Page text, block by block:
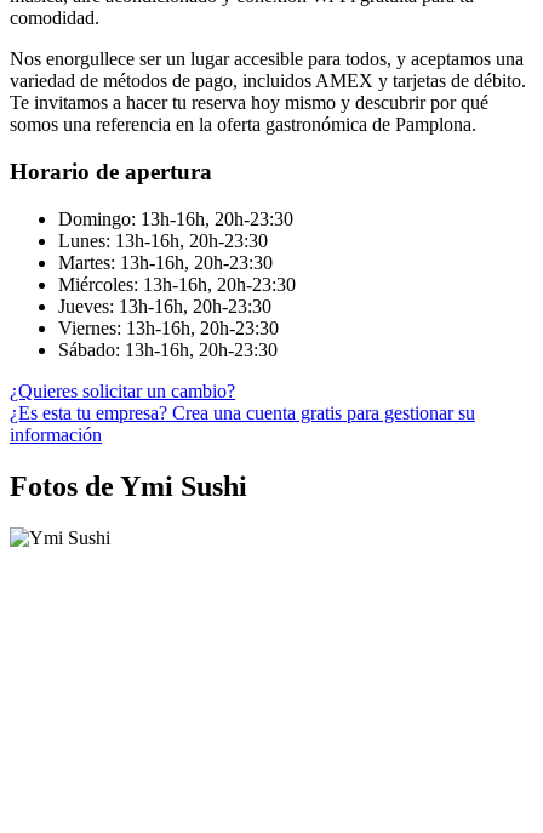
comodidad.
Nos enorgullece ser un lugar accesible para todos, y aceptamos una
variedad de métodos de pago, incluidos AMEX y tarjetas de débito.
Te invitamos a hacer tu reserva hoy mismo y descubrir por qué
somos una referencia en la oferta gastronómica de Pamplona.
Horario de apertura
Domingo: 13h-16h, 20h-23:30
Lunes: 13h-16h, 20h-23:30
Martes: 13h-16h, 20h-23:30
Miércoles: 13h-16h, 20h-23:30
Jueves: 13h-16h, 20h-23:30
Viernes: 13h-16h, 20h-23:30
Sábado: 13h-16h, 20h-23:30
¿Quieres solicitar un cambio?
¿Es esta tu empresa? Crea una cuenta gratis para gestionar su
información
Fotos de Ymi Sushi